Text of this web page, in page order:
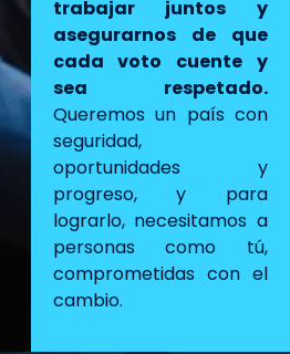
trabajar juntos y
asegurarnos de que
cada voto cuente y
sea respetado.
Queremos un país con
seguridad,
oportunidades y
progreso, y para
lograrlo, necesitamos a
personas como tú,
comprometidas con el
cambio.